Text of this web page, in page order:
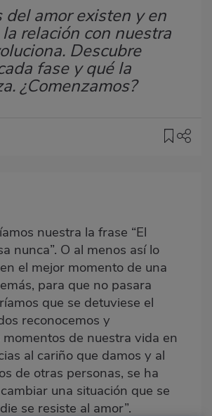
del amor existen y en
relación con nuestra
Descubre
fase y qué la
¿Comenzamos?
nuestra la frase “El
nunca”. O al menos así lo
el mejor momento de una
para que no pasara
que se detuviese el
reconocemos y
de nuestra vida en
al cariño que damos y al
de otras personas, se ha
una situación que se
se resiste al amor”.